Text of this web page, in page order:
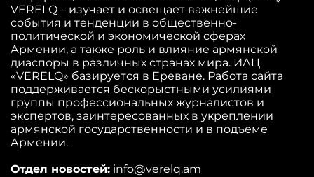
VERELQ – изучает и освещает важнейшие
события и тенденции в общественно-
политической и экономической сферах
Армении, а также роль и влияние армянской
диаспоры в различных странах мира. ИАЦ
«VERELQ» базируется в Ереване. Работа сайта
поддерживается бескорыстными усилиями
группы профессиональных журналистов и
экспертов, заинтересованных в укреплении
армянской государственности и в подъеме
Армении.
Отдел новостей: info@verelq.am